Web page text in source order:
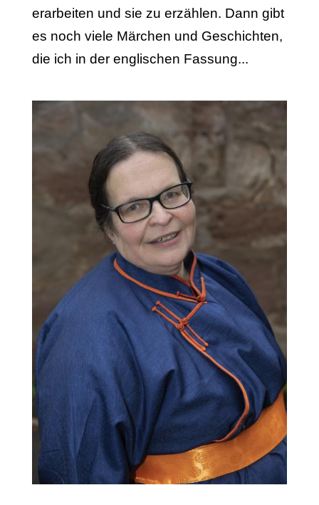
erarbeiten und sie zu erzählen. Dann gibt
es noch viele Märchen und Geschichten,
die ich in der englischen Fassung...